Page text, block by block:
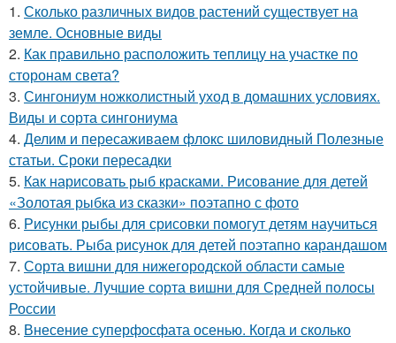
1. Сколько различных видов растений существует на
земле. Основные виды
2. Как правильно расположить теплицу на участке по
сторонам света?
3. Сингониум ножколистный уход в домашних условиях.
Виды и сорта сингониума
4. Делим и пересаживаем флокс шиловидный Полезные
статьи. Сроки пересадки
5. Как нарисовать рыб красками. Рисование для детей
«Золотая рыбка из сказки» поэтапно с фото
6. Рисунки рыбы для срисовки помогут детям научиться
рисовать. Рыба рисунок для детей поэтапно карандашом
7. Сорта вишни для нижегородской области самые
устойчивые. Лучшие сорта вишни для Средней полосы
России
8. Внесение суперфосфата осенью. Когда и сколько